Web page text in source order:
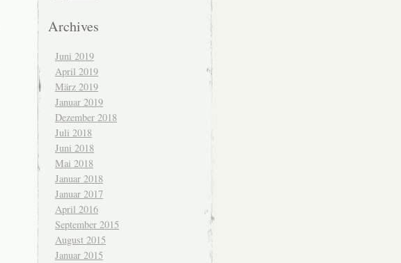
Archives
Juni 2019
April 2019
März 2019
Januar 2019
Dezember 2018
Juli 2018
Juni 2018
Mai 2018
Januar 2018
Januar 2017
April 2016
September 2015
August 2015
Januar 2015